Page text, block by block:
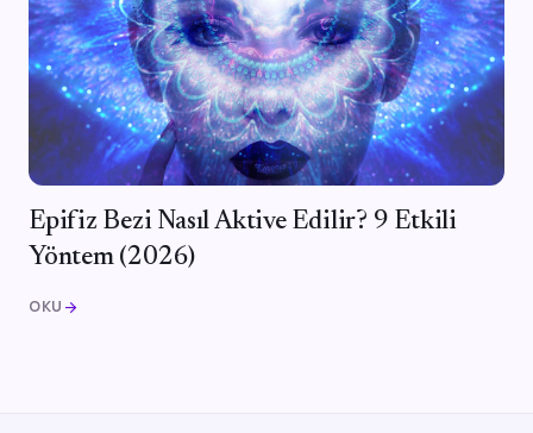
Epifiz Bezi Nasıl Aktive Edilir? 9 Etkili
Yöntem (2026)
OKU arrow_forward